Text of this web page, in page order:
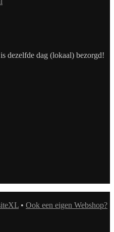
dezelfde dag (lokaal) bezorgd!
• Ook een eigen Webshop?